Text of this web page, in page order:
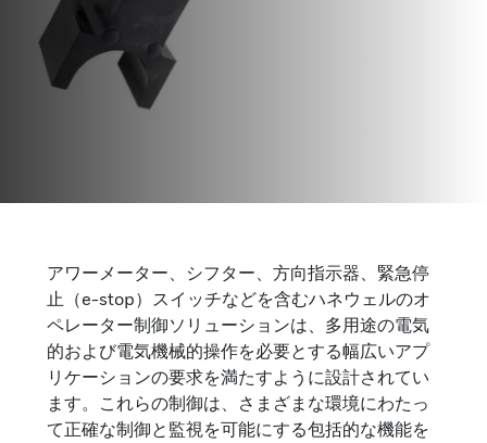
ーター
ハネウェルのアワーメーター、方向指示器、シフ
ター、非常停止スイッチなどは、多機能の電気/電
気機械制御を必要とするほとんどのアプリケーシ
ョンで利用できます。
アワーメーター、シフター、方向指示器、緊急停
止（e-stop）スイッチなどを含むハネウェルのオ
ペレーター制御ソリューションは、多用途の電気
的および電気機械的操作を必要とする幅広いアプ
リケーションの要求を満たすように設計されてい
ます。これらの制御は、さまざまな環境にわたっ
て正確な制御と監視を可能にする包括的な機能を